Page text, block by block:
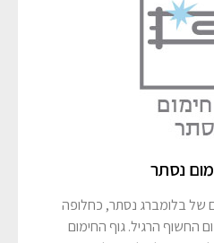
נסתר
של בלומברג נסתר, כחלופה
החשוף הרגיל. גוף החימום